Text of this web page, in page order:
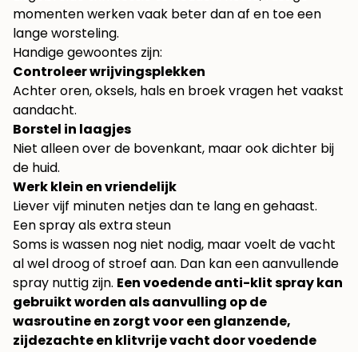
momenten werken vaak beter dan af en toe een
lange worsteling.
Handige gewoontes zijn:
Controleer wrijvingsplekken
Achter oren, oksels, hals en broek vragen het vaakst
aandacht.
Borstel in laagjes
Niet alleen over de bovenkant, maar ook dichter bij
de huid.
Werk klein en vriendelijk
Liever vijf minuten netjes dan te lang en gehaast.
Een spray als extra steun
Soms is wassen nog niet nodig, maar voelt de vacht
al wel droog of stroef aan. Dan kan een aanvullende
spray nuttig zijn. Een voedende anti-klit spray kan
gebruikt worden als aanvulling op de
wasroutine en zorgt voor een glanzende,
zijdezachte en klitvrije vacht door voedende